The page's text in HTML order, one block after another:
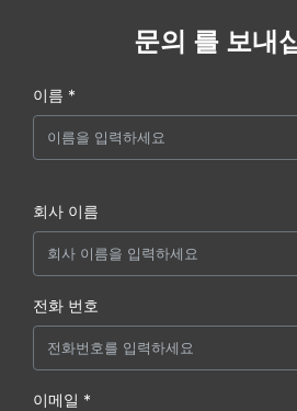
문의 를 보내
이름 *
회사 이름
전화 번호
이메일 *